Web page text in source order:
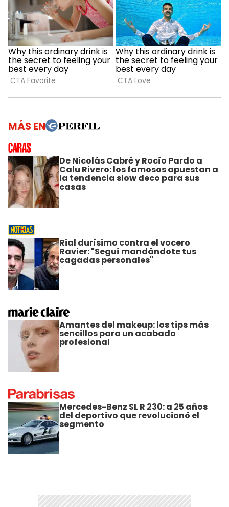
MÁS EN
De Nicolás Cabré y Rocío Pardo a
Calu Rivero: los famosos apuestan a
la tendencia slow deco para sus
casas
Rial durísimo contra el vocero
Ravier: "Seguí mandándote tus
cagadas personales"
Amantes del makeup: los tips más
sencillos para un acabado
profesional
Mercedes-Benz SL R 230: a 25 años
del deportivo que revolucionó el
segmento